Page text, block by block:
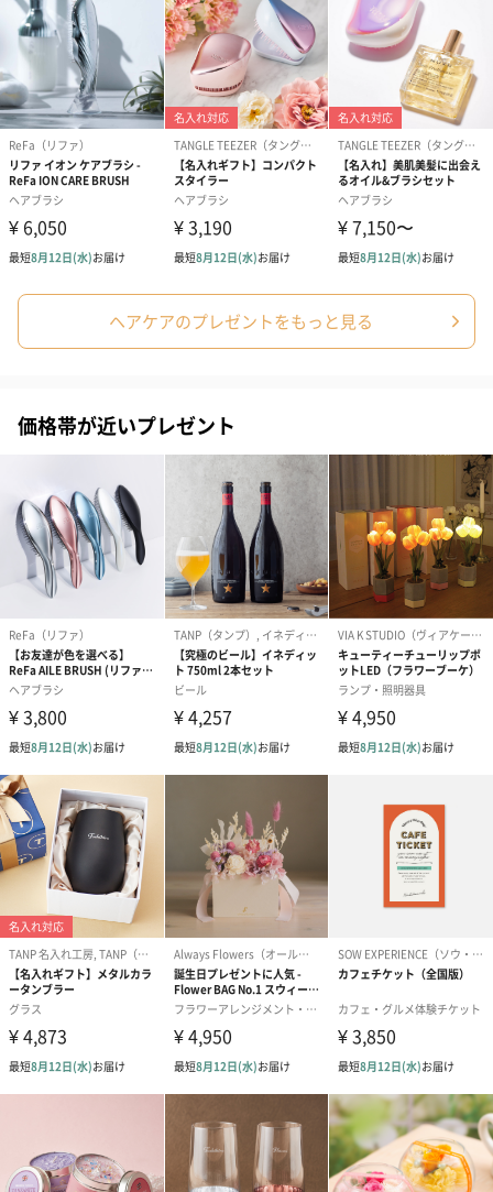
ヘアケアのプレゼントをもっと見る
価格帯が近いプレゼント